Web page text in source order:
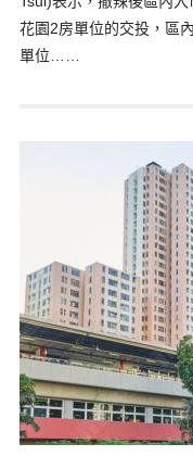
花園2房單位的交投，區
單位……